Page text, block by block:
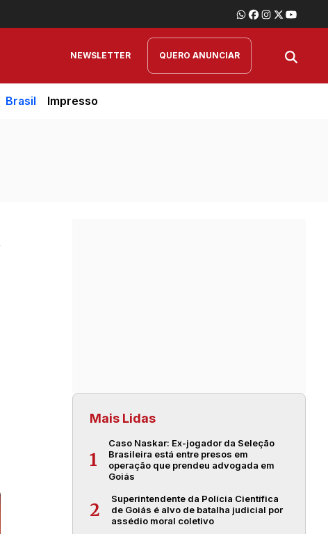
NEWSLETTER QUERO ANUNCIAR
Brasil Impresso
Mais Lidas
1
Caso Naskar: Ex-jogador da Seleção
Brasileira está entre presos em
operação que prendeu advogada em
Goiás
2
Superintendente da Polícia Científica
de Goiás é alvo de batalha judicial por
assédio moral coletivo